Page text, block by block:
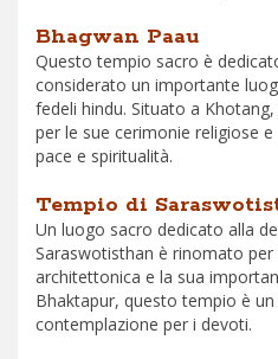
Bhagwan Paau
Questo tempio sacro è
considerato un importante
fedeli hindu. Situato a
per le sue cerimonie religiose
pace e spiritualità.
Tempio di
Un luogo sacro dedicato alla
Saraswotisthan è rinomato per
architettonica e la sua
Bhaktapur, questo tempio è
contemplazione per i devoti.